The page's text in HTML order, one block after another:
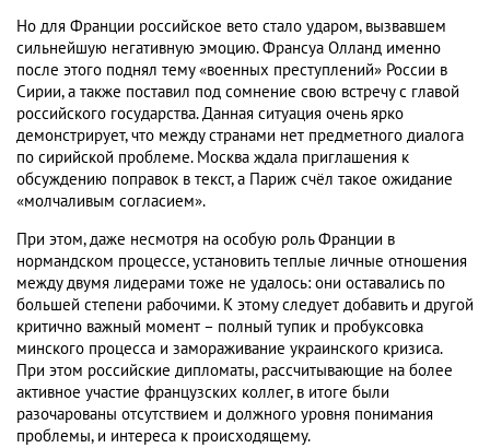
Но для Франции российское вето стало ударом, вызвавшем
сильнейшую негативную эмоцию. Франсуа Олланд именно
после этого поднял тему «военных преступлений» России в
Сирии, а также поставил под сомнение свою встречу с главой
российского государства. Данная ситуация очень ярко
демонстрирует, что между странами нет предметного диалога
по сирийской проблеме. Москва ждала приглашения к
обсуждению поправок в текст, а Париж счёл такое ожидание
«молчаливым согласием».
При этом, даже несмотря на особую роль Франции в
нормандском процессе, установить теплые личные отношения
между двумя лидерами тоже не удалось: они оставались по
большей степени рабочими. К этому следует добавить и другой
критично важный момент – полный тупик и пробуксовка
минского процесса и замораживание украинского кризиса.
При этом российские дипломаты, рассчитывающие на более
активное участие французских коллег, в итоге были
разочарованы отсутствием и должного уровня понимания
проблемы, и интереса к происходящему.